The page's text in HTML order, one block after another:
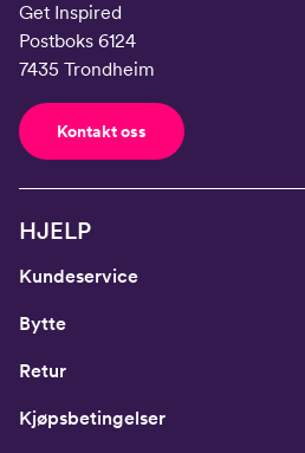
Get Inspired
Postboks 6124
7435 Trondheim
Kontakt oss
HJELP
Kundeservice
Bytte
Retur
Kjøpsbetingelser